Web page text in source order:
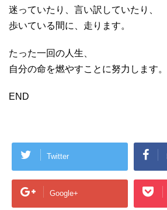
迷っていたり、言い訳していたり、
歩いている間に、走ります。
たった一回の人生、
自分の命を燃やすことに努力します。
END
Twitter
Google+